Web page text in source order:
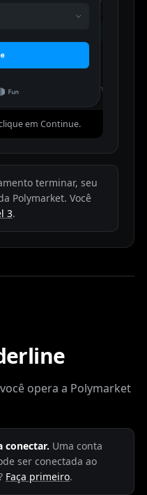
em Continue.
terminar, seu
Polymarket. Você
3.
opera a Polymarket
conectar. Uma conta
ser conectada ao
Faça primeiro.